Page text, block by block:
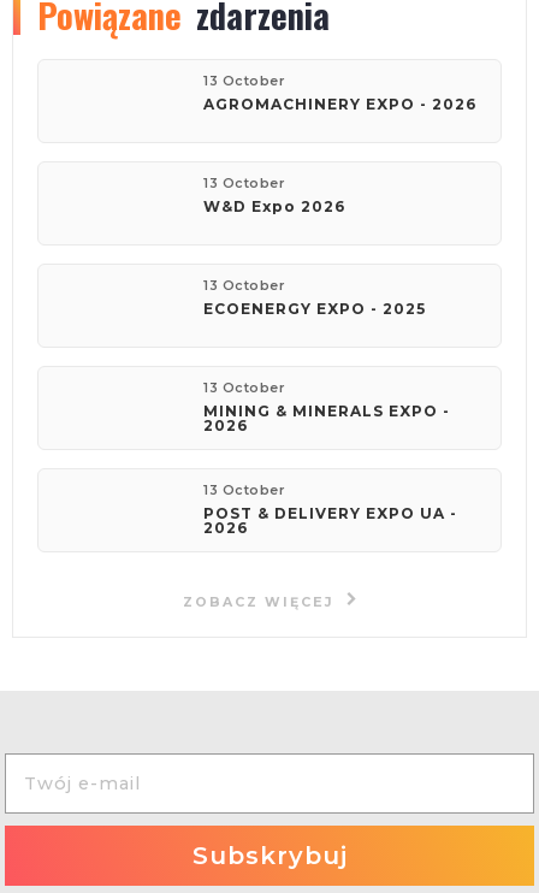
Powiązane zdarzenia
13 October
AGROMACHINERY EXPO - 2026
13 October
W&D Expo 2026
13 October
ECOENERGY EXPO - 2025
13 October
MINING & MINERALS EXPO -
2026
13 October
POST & DELIVERY EXPO UA -
2026
ZOBACZ WIĘCEJ